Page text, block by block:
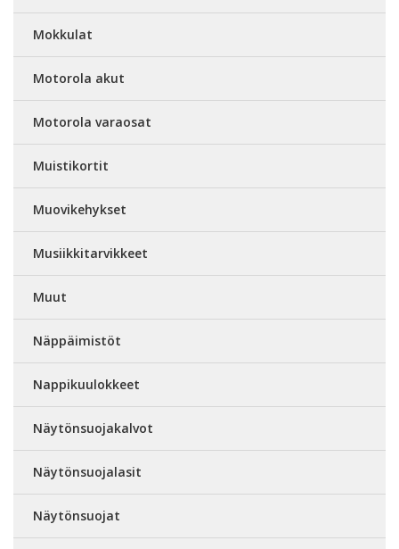
Mokkulat
Motorola akut
Motorola varaosat
Muistikortit
Muovikehykset
Musiikkitarvikkeet
Muut
Näppäimistöt
Nappikuulokkeet
Näytönsuojakalvot
Näytönsuojalasit
Näytönsuojat